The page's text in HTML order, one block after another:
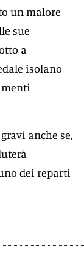
un malore
sue
a
isolano
anche se,
dei reparti